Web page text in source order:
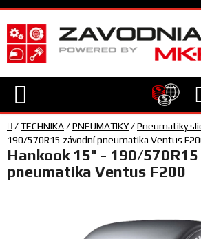
Přejít
na
obsah
TECHNIKA
VYBAVENÍ
Domů
/TECHNIKA/PNEUMATIKY/Pneumatiky
190/570R15 závodní pneumatika Ventus
Hankook 15" - 190/
pneumatika Ventus F200